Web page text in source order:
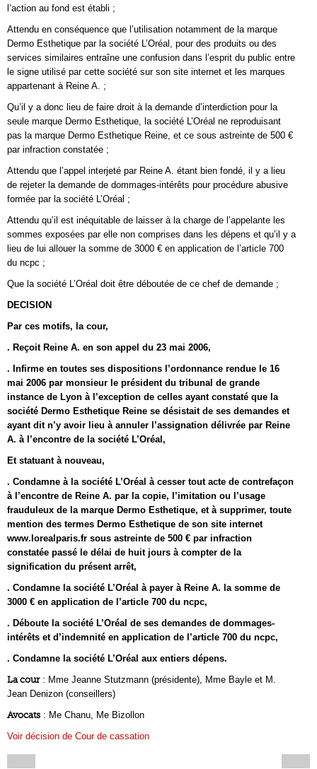
l’action au fond est établi ;
Attendu en conséquence que l’utilisation notamment de la marque
Dermo Esthetique par la société L’Oréal, pour des produits ou des
services similaires entraîne une confusion dans l’esprit du public entre
le signe utilisé par cette société sur son site internet et les marques
appartenant à Reine A. ;
Qu’il y a donc lieu de faire droit à la demande d’interdiction pour la
seule marque Dermo Esthetique, la société L’Oréal ne reproduisant
pas la marque Dermo Esthetique Reine, et ce sous astreinte de 500 €
par infraction constatée ;
Attendu que l’appel interjeté par Reine A. étant bien fondé, il y a lieu
de rejeter la demande de dommages-intérêts pour procédure abusive
formée par la société L’Oréal ;
Attendu qu’il est inéquitable de laisser à la charge de l’appelante les
sommes exposées par elle non comprises dans les dépens et qu’il y a
lieu de lui allouer la somme de 3000 € en application de l’article 700
du ncpc ;
Que la société L’Oréal doit être déboutée de ce chef de demande ;
DECISION
Par ces motifs, la cour,
. Reçoit Reine A. en son appel du 23 mai 2006,
. Infirme en toutes ses dispositions l’ordonnance rendue le 16
mai 2006 par monsieur le président du tribunal de grande
instance de Lyon à l’exception de celles ayant constaté que la
société Dermo Esthetique Reine se désistait de ses demandes et
ayant dit n’y avoir lieu à annuler l’assignation délivrée par Reine
A. à l’encontre de la société L’Oréal,
Et statuant à nouveau,
. Condamne à la société L’Oréal à cesser tout acte de contrefaçon
à l’encontre de Reine A. par la copie, l’imitation ou l’usage
frauduleux de la marque Dermo Esthetique, et à supprimer, toute
mention des termes Dermo Esthetique de son site internet
www.lorealparis.fr sous astreinte de 500 € par infraction
constatée passé le délai de huit jours à compter de la
signification du présent arrêt,
. Condamne la société L’Oréal à payer à Reine A. la somme de
3000 € en application de l’article 700 du ncpc,
. Déboute la société L’Oréal de ses demandes de dommages-
intérêts et d’indemnité en application de l’article 700 du ncpc,
. Condamne la société L’Oréal aux entiers dépens.
La cour: Mme Jeanne Stutzmann (présidente), Mme Bayle et M.
Jean Denizon (conseillers)
Avocats : Me Chanu, Me Bizollon
Voir décision de Cour de cassation